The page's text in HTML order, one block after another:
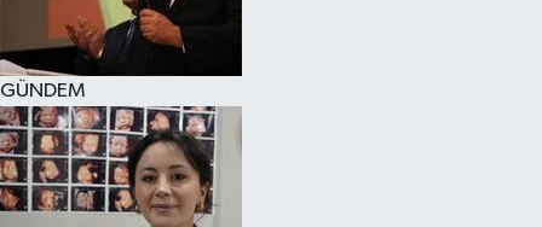
GÜNDEM
Son Dakika Haberleri
Haber Arşivi